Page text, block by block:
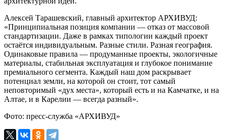
Алексей Тарашевский, главный архитектор АРХИВУД:
«Принципиальная позиция компании — отказ от массовой
стандартизации. Даже в рамках типологии каждый проект
остаётся индивидуальным. Разные стили. Разная география.
Одинаковые правила — продуманные проекты, экологичные
материалы, стабильная эксплуатация и глубокое понимание
премиального сегмента. Каждый наш дом раскрывает
потенциал земли, на которой он стоит, тот самый
неповторимый «дух места», который есть и на Камчатке, и на
Алтае, и в Карелии — всегда разный».
Фото: пресс-служба «АРХИВУД»